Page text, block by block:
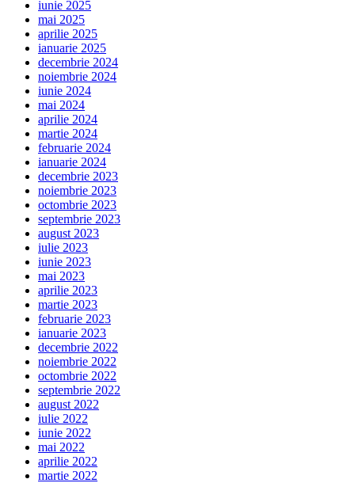
iunie 2025
mai 2025
aprilie 2025
ianuarie 2025
decembrie 2024
noiembrie 2024
iunie 2024
mai 2024
aprilie 2024
martie 2024
februarie 2024
ianuarie 2024
decembrie 2023
noiembrie 2023
octombrie 2023
septembrie 2023
august 2023
iulie 2023
iunie 2023
mai 2023
aprilie 2023
martie 2023
februarie 2023
ianuarie 2023
decembrie 2022
noiembrie 2022
octombrie 2022
septembrie 2022
august 2022
iulie 2022
iunie 2022
mai 2022
aprilie 2022
martie 2022